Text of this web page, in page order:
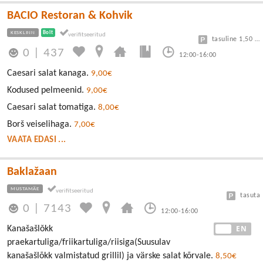
BACIO Restoran & Kohvik
KESKLINN Bolt
0 |437 12:00-16:00
tasuline 1,50 eur/h
Caesari salat kanaga. 9,00€
Kodused pelmeenid. 9,00€
Caesari salat tomatiga. 8,00€
Borš veiselihaga. 7,00€
VAATA EDASI ...
Baklažaan
MUSTAMÄE
0 7143 12:00-16:00
tasuta
EN
Kanašašlǒkk
praekartuliga/friikartuliga/riisiga(Suusulav
kanašašlõkk valmistatud grillil) ja värske salat kõrvale. 8,50€